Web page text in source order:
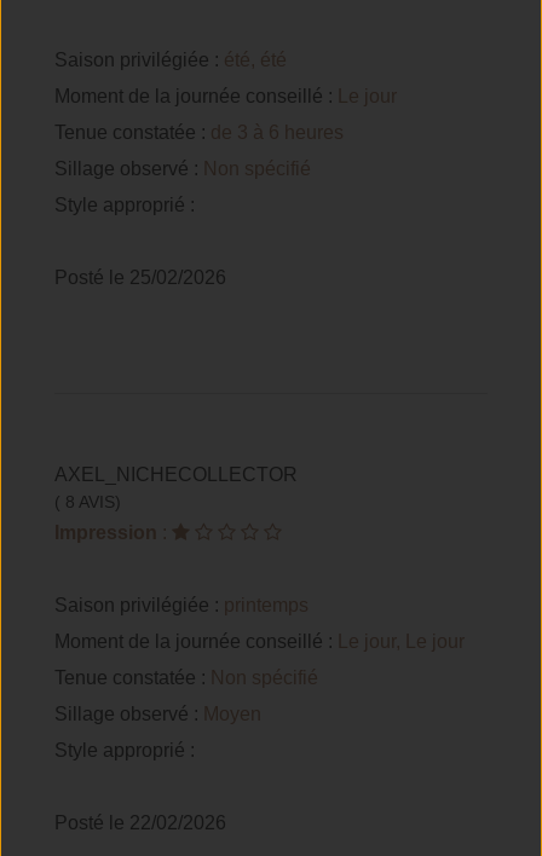
Saison privilégiée : été, été
Moment de la journée conseillé :
Le jour
Tenue constatée : de 3 à 6 heures
Sillage observé : Non spécifié
Style approprié :
Posté le 25/02/2026
AXEL_NICHECOLLECTOR
( 8 AVIS)
Impression :
Saison privilégiée : printemps
Moment de la journée conseillé :
Le jour, Le jour
Tenue constatée : Non spécifié
Sillage observé : Moyen
Style approprié :
Posté le 22/02/2026